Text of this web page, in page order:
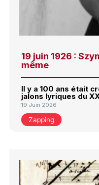
19 juin 1926 :
même
Il y a 100 ans était
jalons lyriques du
19 Juin 2026
Zapping